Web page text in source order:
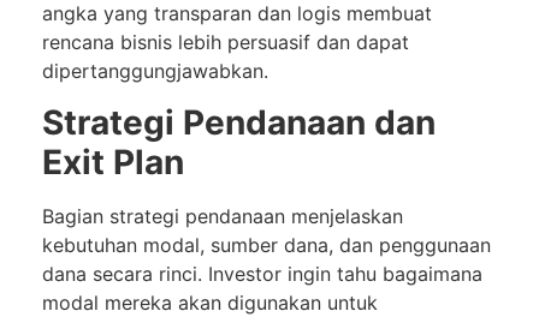
angka yang transparan dan logis membuat
rencana bisnis lebih persuasif dan dapat
dipertanggungjawabkan.
Strategi Pendanaan dan
Exit Plan
Bagian strategi pendanaan menjelaskan
kebutuhan modal, sumber dana, dan penggunaan
dana secara rinci. Investor ingin tahu bagaimana
modal mereka akan digunakan untuk